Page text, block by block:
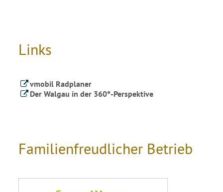
Links
vmobil Radplaner
Der Walgau in der 360°-Perspektive
Familienfreudlicher Betrieb